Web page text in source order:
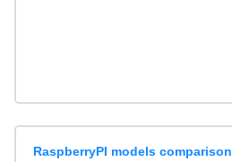
RaspberryPI models comparison